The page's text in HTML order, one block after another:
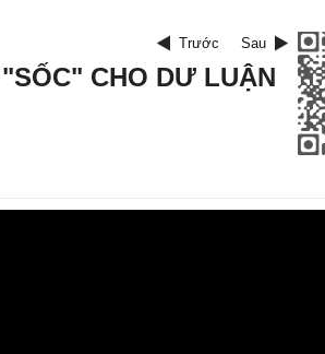
Trước Sau
CHO DƯ LUẬN